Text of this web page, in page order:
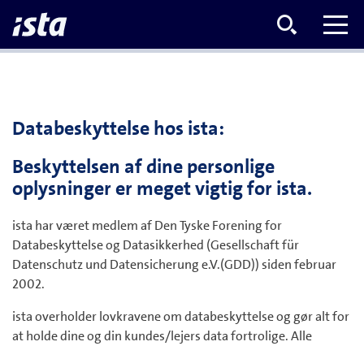
Databeskyttelse hos ista:
Beskyttelsen af dine personlige
oplysninger er meget vigtig for ista.
ista har været medlem af Den Tyske Forening for
Databeskyttelse og Datasikkerhed (Gesellschaft für
Datenschutz und Datensicherung e.V.(GDD)) siden februar
2002.
ista overholder lovkravene om databeskyttelse og gør alt for
at holde dine og din kundes/lejers data fortrolige. Alle